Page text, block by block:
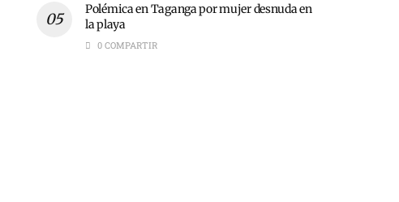
Polémica en Taganga por mujer desnuda en
la playa
0 COMPARTIR